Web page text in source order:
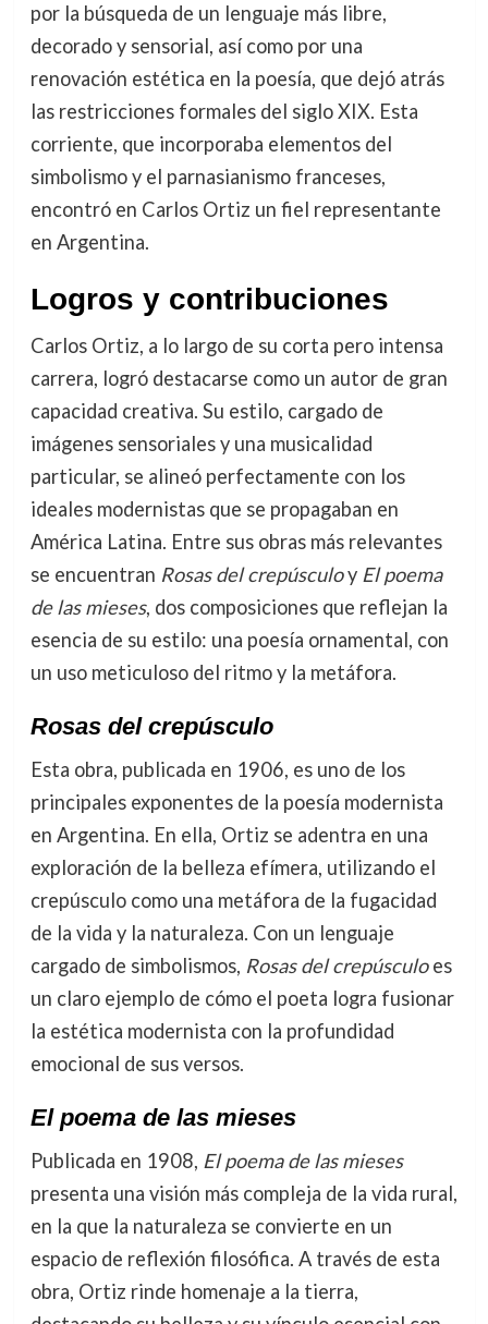
por la búsqueda de un lenguaje más libre,
decorado y sensorial, así como por una
renovación estética en la poesía, que dejó atrás
las restricciones formales del siglo XIX. Esta
corriente, que incorporaba elementos del
simbolismo y el parnasianismo franceses,
encontró en Carlos Ortiz un fiel representante
en Argentina.
Logros y contribuciones
Carlos Ortiz, a lo largo de su corta pero intensa
carrera, logró destacarse como un autor de gran
capacidad creativa. Su estilo, cargado de
imágenes sensoriales y una musicalidad
particular, se alineó perfectamente con los
ideales modernistas que se propagaban en
América Latina. Entre sus obras más relevantes
se encuentran Rosas del crepúsculoy El poema
de las mieses, dos composiciones que reflejan la
esencia de su estilo: una poesía ornamental, con
un uso meticuloso del ritmo y la metáfora.
Rosas del crepúsculo
Esta obra, publicada en 1906, es uno de los
principales exponentes de la poesía modernista
en Argentina. En ella, Ortiz se adentra en una
exploración de la belleza efímera, utilizando el
crepúsculo como una metáfora de la fugacidad
de la vida y la naturaleza. Con un lenguaje
cargado de simbolismos, Rosas del crepúsculoes
un claro ejemplo de cómo el poeta logra fusionar
la estética modernista con la profundidad
emocional de sus versos.
El poema de las mieses
Publicada en 1908, El poema de las mieses
presenta una visión más compleja de la vida rural,
en la que la naturaleza se convierte en un
espacio de reflexión filosófica. A través de esta
obra, Ortiz rinde homenaje a la tierra,